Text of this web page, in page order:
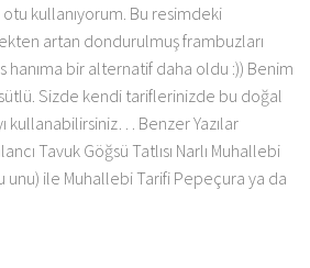
kullanıyorum. Bu resimdeki
artan dondurulmuş frambuzları
bir alternatif daha oldu :)) Benim
Sizde kendi tariflerinizde bu doğal
kullanabilirsiniz… Benzer Yazılar
Tavuk Göğsü Tatlısı Narlı Muhallebi
unu) ile Muhallebi Tarifi Pepeçura ya da